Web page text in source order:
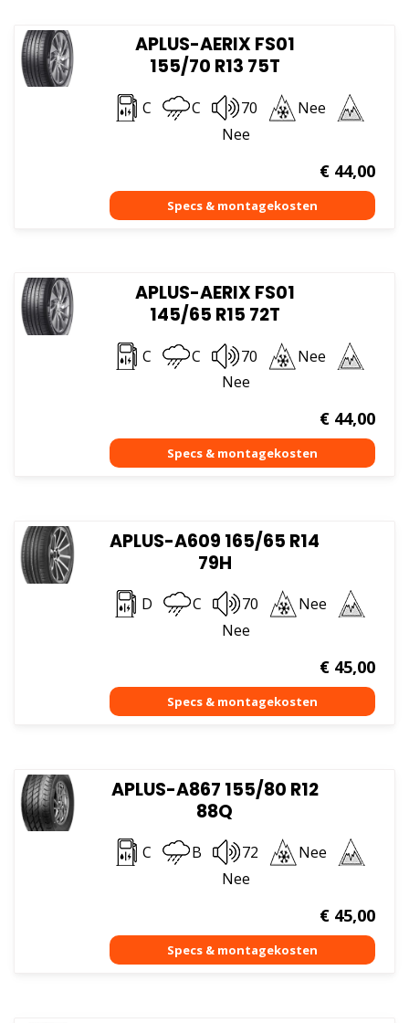
APLUS-AERIX FS01
155/70 R13 75T
C C 70
Nee
Nee
€44,00
APLUS-AERIX FS01
145/65 R15 72T
C C 70
Nee
Nee
€44,00
APLUS-A609 165/65 R14
79H
D C 70
Nee
Nee
€45,00
APLUS-A867 155/80 R12
88Q
C B 72
Nee
Nee
€45,00